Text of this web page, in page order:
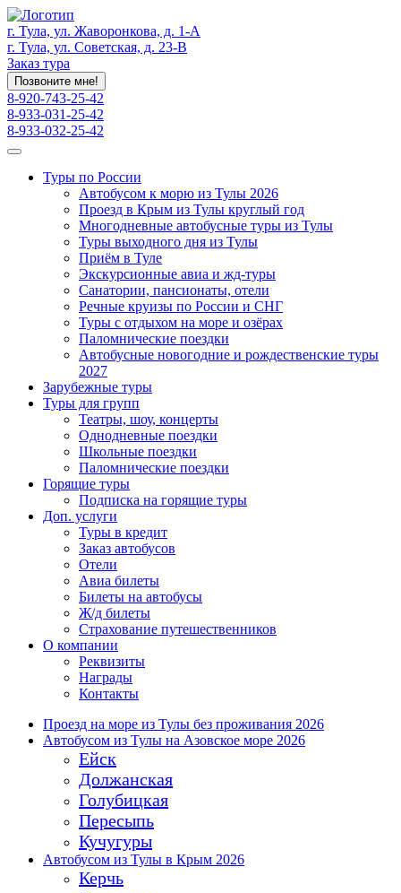
г. Тула, ул. Жаворонкова, д. 1-А
г. Тула, ул. Советская, д. 23-В
Заказ тура
Позвоните мне!
8-920-743-25-42
8-933-031-25-42
8-933-032-25-42
Туры по России
Автобусом к морю из Тулы 2026
Проезд в Крым из Тулы круглый год
Многодневные автобусные туры из Тулы
Туры выходного дня из Тулы
Приём в Туле
Экскурсионные авиа и жд-туры
Санатории, пансионаты, отели
Речные круизы по России и СНГ
Туры с отдыхом на море и озёрах
Паломнические поездки
Автобусные новогодние и рождественские туры
2027
Зарубежные туры
Туры для групп
Театры, шоу, концерты
Однодневные поездки
Школьные поездки
Паломнические поездки
Горящие туры
Подписка на горящие туры
Доп. услуги
Туры в кредит
Заказ автобусов
Отели
Авиа билеты
Билеты на автобусы
Ж/д билеты
Страхование путешественников
О компании
Реквизиты
Награды
Контакты
Проезд на море из Тулы без проживания 2026
Автобусом из Тулы на Азовское море 2026
Ейск
Должанская
Голубицкая
Пересыпь
Кучугуры
Автобусом из Тулы в Крым 2026
Керчь